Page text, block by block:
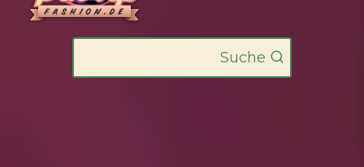
Suche